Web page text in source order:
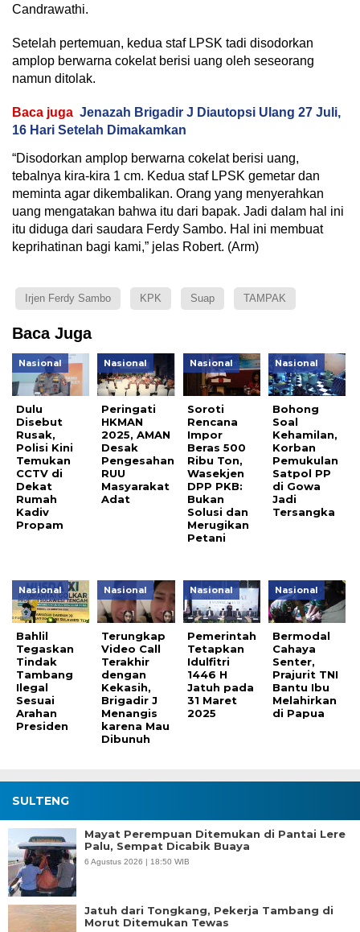
Candrawathi.
Setelah pertemuan, kedua staf LPSK tadi disodorkan
amplop berwarna cokelat berisi uang oleh seseorang
namun ditolak.
Baca juga Jenazah Brigadir J Diautopsi Ulang 27 Juli,
16 Hari Setelah Dimakamkan
“Disodorkan amplop berwarna cokelat berisi uang,
tebalnya kira-kira 1 cm. Kedua staf LPSK gemetar dan
meminta agar dikembalikan. Orang yang menyerahkan
uang mengatakan bahwa itu dari bapak. Jadi dalam hal ini
itu diduga dari saudara Ferdy Sambo. Hal ini membuat
keprihatinan bagi kami,” jelas Robert. (Arm)
Irjen Ferdy Sambo KPK Suap TAMPAK
Baca Juga
Nasional
Dulu
Disebut
Rusak,
Polisi Kini
Temukan
CCTV di
Dekat
Rumah
Kadiv
Propam
Nasional
Peringati
HKMAN
2025, AMAN
Desak
Pengesahan
RUU
Masyarakat
Adat
Nasional
Soroti
Rencana
Impor
Beras 500
Ribu Ton,
Wasekjen
DPP PKB:
Bukan
Solusi dan
Merugikan
Petani
Nasional
Bohong
Soal
Kehamilan,
Korban
Pemukulan
Satpol PP
di Gowa
Jadi
Tersangka
Nasional
Bahlil
Tegaskan
Tindak
Tambang
Ilegal
Sesuai
Arahan
Presiden
Nasional
Terungkap
Video Call
Terakhir
dengan
Kekasih,
Brigadir J
Menangis
karena Mau
Dibunuh
Nasional
Pemerintah
Tetapkan
Idulfitri
1446 H
Jatuh pada
31 Maret
2025
Nasional
Bermodal
Cahaya
Senter,
Prajurit TNI
Bantu Ibu
Melahirkan
di Papua
SULTENG
Mayat Perempuan Ditemukan di Pantai Lere
Palu, Sempat Dicabik Buaya
6 Agustus 2026 | 18:50 WIB
Jatuh dari Tongkang, Pekerja Tambang di
Morut Ditemukan Tewas